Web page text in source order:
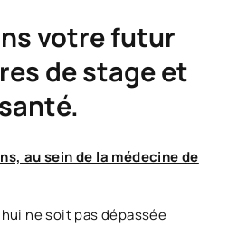
votre futur
de stage et
au sein de la médecine de
ne soit pas dépassée